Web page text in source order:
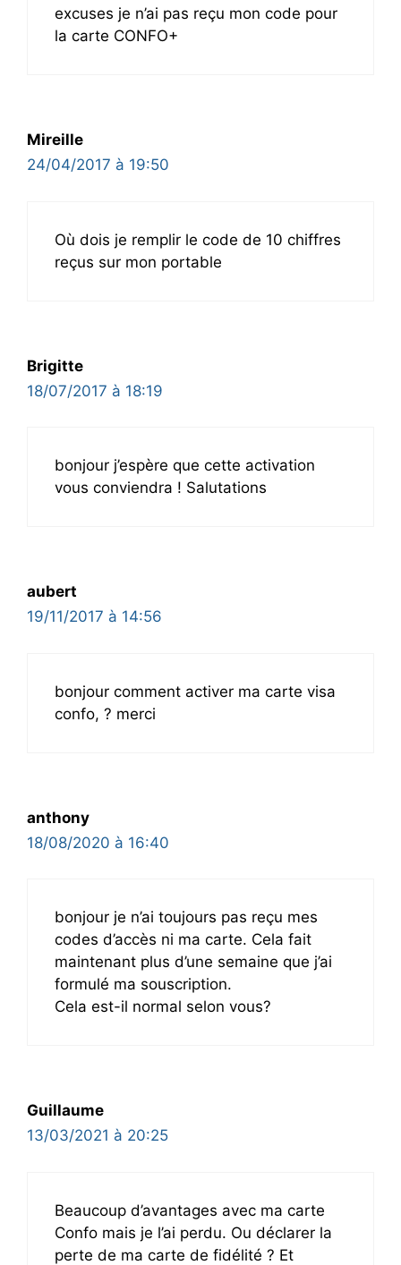
excuses je n’ai pas reçu mon code pour
la carte CONFO+
Mireille
24/04/2017 à 19:50
Où dois je remplir le code de 10 chiffres
reçus sur mon portable
Brigitte
18/07/2017 à 18:19
bonjour j’espère que cette activation
vous conviendra ! Salutations
aubert
19/11/2017 à 14:56
bonjour comment activer ma carte visa
confo, ? merci
anthony
18/08/2020 à 16:40
bonjour je n’ai toujours pas reçu mes
codes d’accès ni ma carte. Cela fait
maintenant plus d’une semaine que j’ai
formulé ma souscription.
Cela est-il normal selon vous?
Guillaume
13/03/2021 à 20:25
Beaucoup d’avantages avec ma carte
Confo mais je l’ai perdu. Ou déclarer la
perte de ma carte de fidélité ? Et